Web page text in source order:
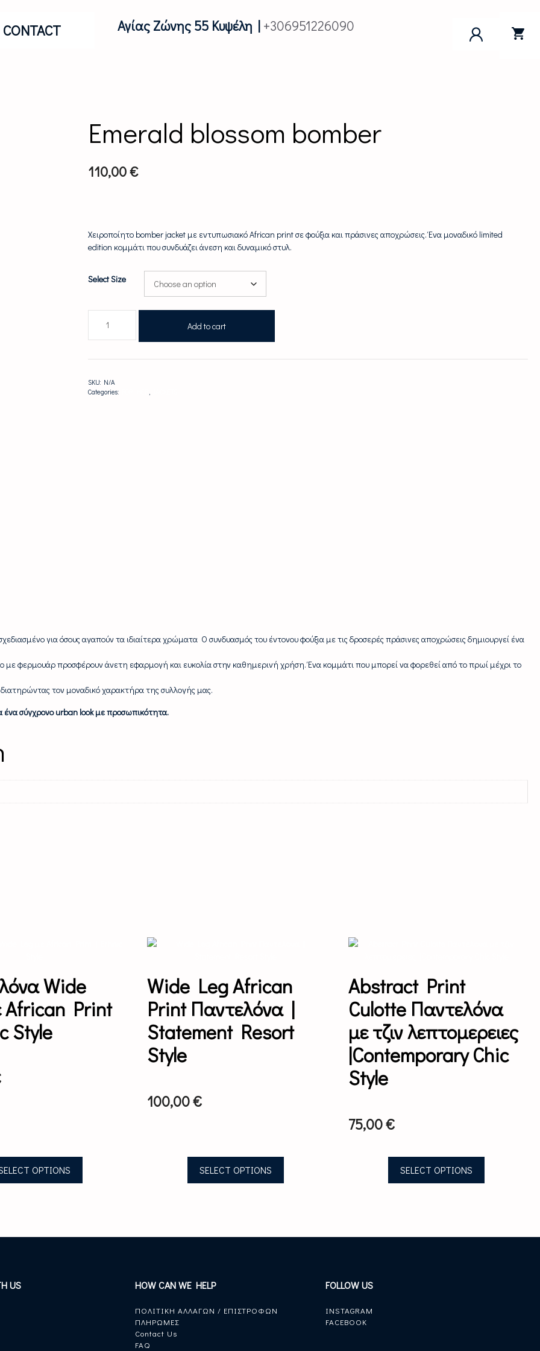
CONTACT Αγίας Ζώνης 55 Κυψέλη | +306951226090
Emerald blossom bomber
110,00€
Χειροποίητο bomber jacket με εντυπωσιακό African print σε φούξια και πράσινες αποχρώσεις. Ένα μοναδικό limited
edition κομμάτι που συνδυάζει άνεση και δυναμικό στυλ.
Select Size
blossom
bomber
Add to cart
SKU: N/A
Categories:
για όσους αγαπούν τα ιδιαίτερα χρώματα Ο συνδυασμός του έντονου φούξια με τις δροσερές πράσινες αποχρώσεις δημιουργεί ένα
με φερμουάρ προσφέρουν άνετη εφαρμογή και ευκολία στην καθημερινή χρήση. Ένα κομμάτι που μπορεί να φορεθεί από το πρωί μέχρι το
τον μοναδικό χαρακτήρα της συλλογής μας.
ένα σύγχρονο urban look με προσωπικότητα.
Wide
African Print
Style
OPTIONS
Wide Leg African
Print Παντελόνα |
Statement Resort
Style
100,00€
SELECT OPTIONS
product
variants.
The
options
may
be
chosen
on
page
Abstract Print
Culotte Παντελόνα
με τζιν λεπτομερειες
|Contemporary Chic
Style
75,00€
SELECT OPTIONS
product
variants.
The
options
may
be
chosen
on
the
product
US HOW CAN WE HELP
ΠΟΛΙΤΙΚΗ ΑΛΛΑΓΩΝ / ΕΠΙΣΤΡΟΦΩΝ
ΠΛΗΡΩΜΕΣ
Contact Us
FAQ
FOLLOW US
INSTAGRAM
FACEBOOK